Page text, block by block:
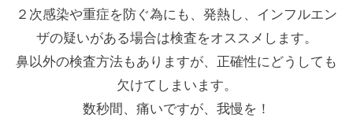
２次感染や重症を防ぐ為にも、発熱し、インフルエン
ザの疑いがある場合は検査をオススメします。
鼻以外の検査方法もありますが、正確性にどうしても
欠けてしまいます。
数秒間、痛いですが、我慢を！